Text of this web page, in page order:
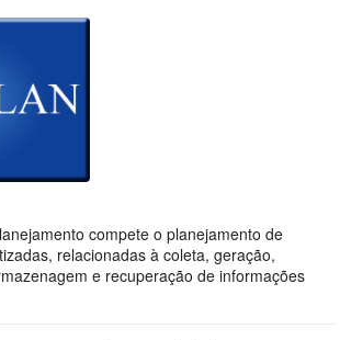
compete o planejamento de
relacionadas à coleta, geração,
e recuperação de informações